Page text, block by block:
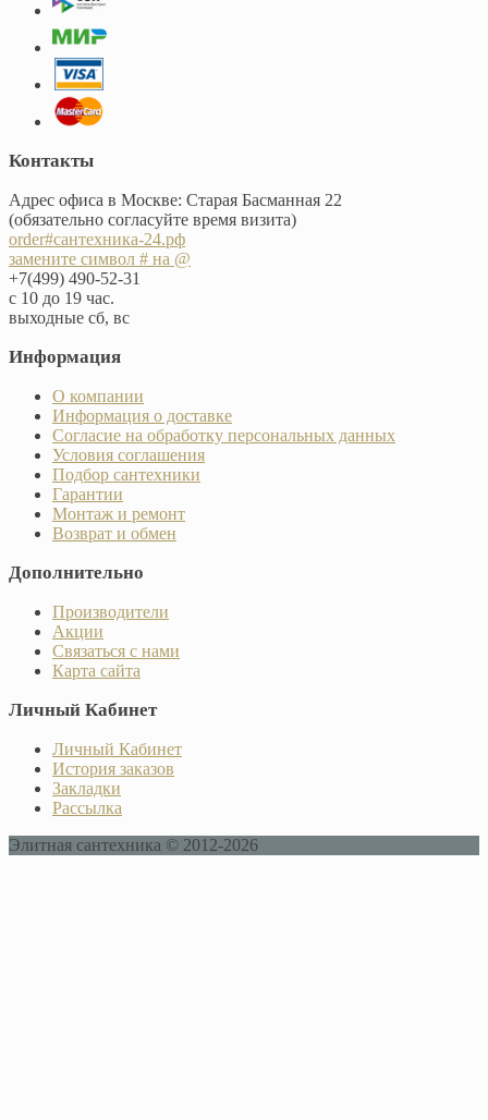
Контакты
Адрес офиса в Москве: Старая Басманная 22
(обязательно согласуйте время визита)
order#сантехника-24.рф
замените символ # на @
+7(499) 490-52-31
с 10 до 19 час.
выходные сб, вс
Информация
О компании
Информация о доставке
Согласие на обработку персональных данных
Условия соглашения
Подбор сантехники
Гарантии
Монтаж и ремонт
Возврат и обмен
Дополнительно
Производители
Акции
Связаться с нами
Карта сайта
Личный Кабинет
Личный Кабинет
История заказов
Закладки
Рассылка
Элитная сантехника © 2012-2026